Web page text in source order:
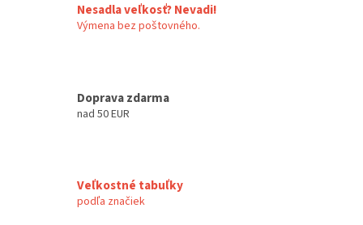
Nesadla veľkosť? Nevadi!
Výmena bez poštovného.
Doprava zdarma
nad 50 EUR
Veľkostné tabuľky
podľa značiek